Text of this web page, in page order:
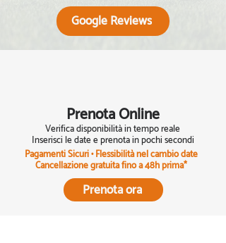
Google Reviews
​Prenota Online
Verifica disponibilità in tempo reale
Inserisci le date e prenota in pochi secondi
Pagamenti Sicuri • Flessibilità nel cambio date
Cancellazione gratuita fino a 48h prima*
Prenota ora